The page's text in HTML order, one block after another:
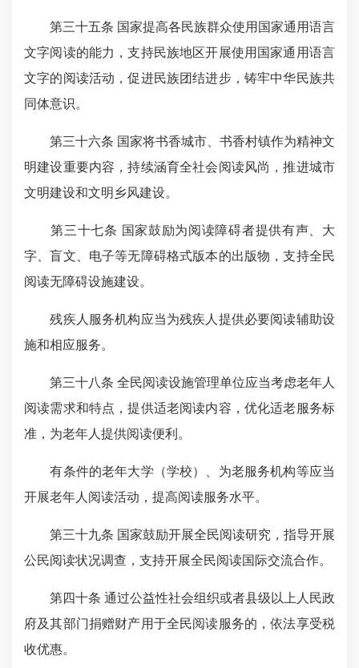
第三十五条 国家提高各民族群众使用国家通用语言
文字阅读的能力，支持民族地区开展使用国家通用语言
文字的阅读活动，促进民族团结进步，铸牢中华民族共
同体意识。
第三十六条 国家将书香城市 、书香村镇作为精神文
明建设重要内容，持续涵育全社会阅读风尚，推进城市
文明建设和文明乡风建设。
第三十七条 国家鼓励为阅读障碍者提供有声、大
字、盲文、电子等无障碍格式版本的出版物，支持全民
阅读无障碍设施建设。
残疾人服务机构应当为残疾人提供必要阅读辅助设
施和相应服务。
第三十八条 全民阅读设施管理单位应当考虑老年人
阅读需求和特点，提供适老阅读内容，优化适老服务标
准，为老年人提供阅读便利。
有条件的老年大学（学校）、为老服务机构等应当
开展老年人阅读活动，提高阅读服务水平。
第三十九条 国家鼓励开展全民阅读研究，指导开展
公民阅读状况调查，支持开展全民阅读国际交流合作。
第四十条 通过公益性社会组织或者县级以上人民政
府及其部门捐赠财产用于全民阅读服务的，依法享受税
收优惠。